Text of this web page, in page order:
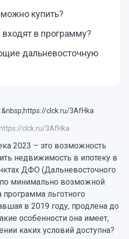
купить?
входят в программу?
дальневосточную
clck.ru/3AfHka
2023 – это возможность
недвижимость в ипотеку в
ДФО (Дальневосточного
минимально возможной
программа льготного
в 2019 году, продлена до
особенности она имеет,
каких условий доступна?